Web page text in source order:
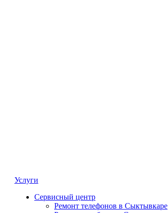
Услуги
Сервисный центр
Ремонт телефонов в Сыктывкаре